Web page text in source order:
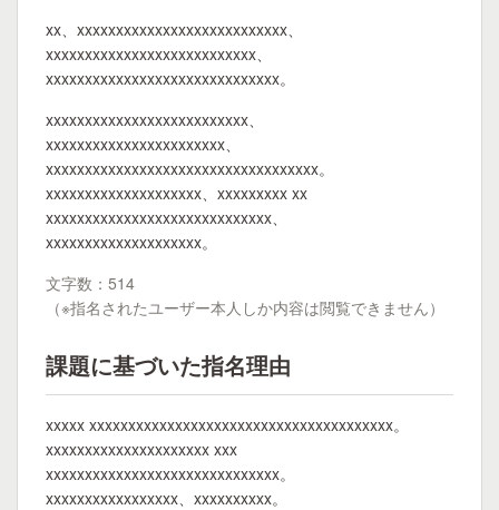
xx、xxxxxxxxxxxxxxxxxxxxxxxxxxx、
xxxxxxxxxxxxxxxxxxxxxxxxxxx、
xxxxxxxxxxxxxxxxxxxxxxxxxxxxxx。
xxxxxxxxxxxxxxxxxxxxxxxxxx、
xxxxxxxxxxxxxxxxxxxxxxx、
xxxxxxxxxxxxxxxxxxxxxxxxxxxxxxxxxxx。
xxxxxxxxxxxxxxxxxxxx、xxxxxxxxx xx
xxxxxxxxxxxxxxxxxxxxxxxxxxxxx、
xxxxxxxxxxxxxxxxxxxx。
文字数：514
（※指名されたユーザー本人しか内容は閲覧できません）
課題に基づいた指名理由
xxxxx xxxxxxxxxxxxxxxxxxxxxxxxxxxxxxxxxxxxxxx。
xxxxxxxxxxxxxxxxxxxxx xxx
xxxxxxxxxxxxxxxxxxxxxxxxxxxxxx。
xxxxxxxxxxxxxxxxx、xxxxxxxxxx。